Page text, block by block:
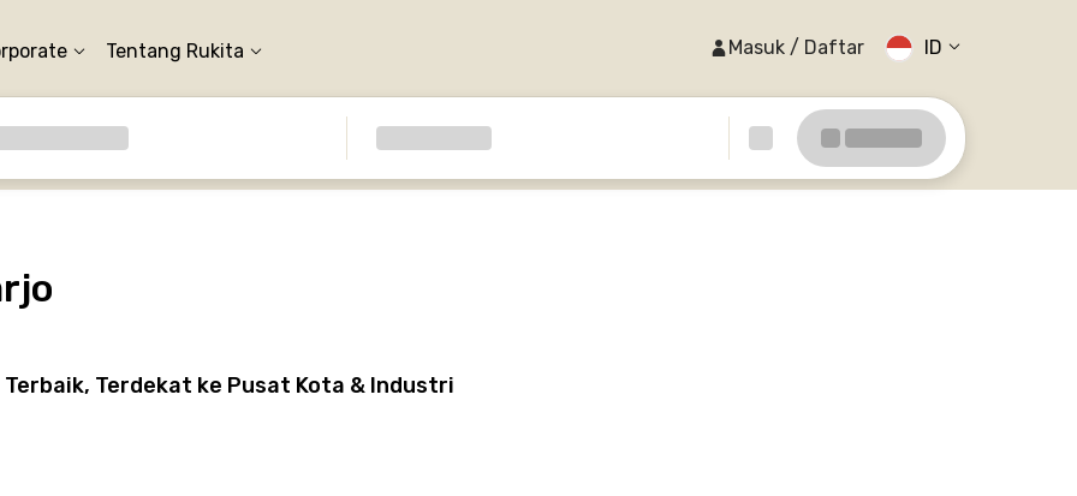
Tentang Rukita Masuk / Daftar ID
Terdekat ke Pusat Kota & Industri